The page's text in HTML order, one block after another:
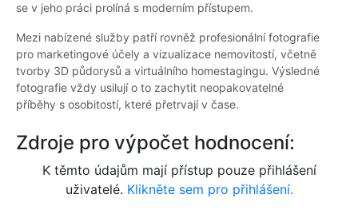
se v jeho práci prolíná s moderním přístupem.
Mezi nabízené služby patří rovněž profesionální fotografie
pro marketingové účely a vizualizace nemovitostí, včetně
tvorby 3D půdorysů a virtuálního homestagingu. Výsledné
fotografie vždy usilují o to zachytit neopakovatelné
příběhy s osobitostí, které přetrvají v čase.
Zdroje pro výpočet hodnocení:
K těmto údajům mají přístup pouze přihlášení
uživatelé. Klikněte sem pro přihlášení.